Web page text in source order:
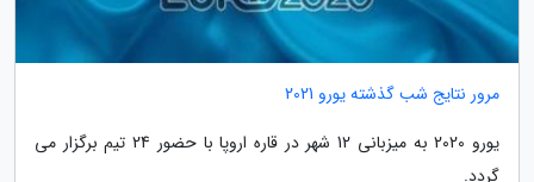
مرور نتایج شب گذشته یورو 2021
یورو 2020 به میزبانی 12 شهر در قاره اروپا با حضور 24 تیم برگزار می
گردد.